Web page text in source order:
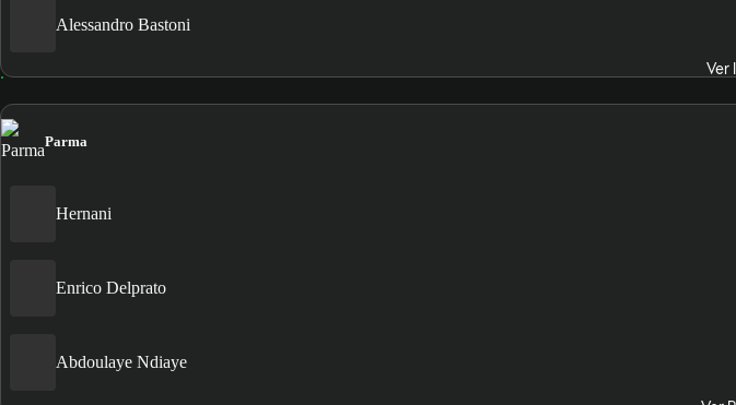
Alessandro Bastoni
Ver
Parma
Hernani
Enrico Delprato
Abdoulaye Ndiaye